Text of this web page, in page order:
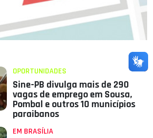
OPORTUNIDADES
Sine-PB divulga mais de 290
vagas de emprego em Sousa,
Pombal e outros 10 municípios
paraibanos
EM BRASÍLIA